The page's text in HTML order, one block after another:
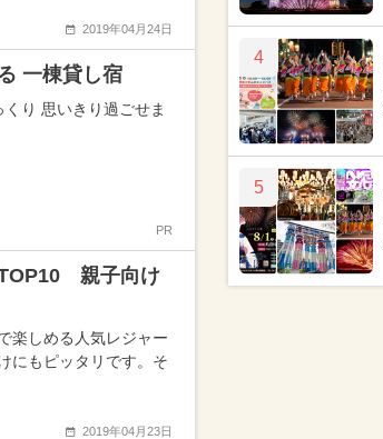
2019年04月24日
一棟貸し宿
り 思いきり過ごせま
PR
親子向け
楽しめる人気レジャー
にもピッタリです。そ
2019年04月23日
4
5